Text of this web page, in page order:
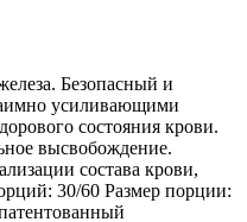
Безопасный и
усиливающими
состояния крови.
высвобождение.
состава крови,
30/60 Размер порции: